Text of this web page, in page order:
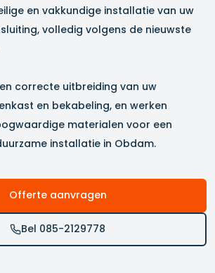
en vakkundige installatie van uw
volledig volgens de nieuwste
correcte uitbreiding van uw
en bekabeling, en werken
materialen voor een
installatie in Obdam.
Offerte aanvragen
Bel 085-2129778